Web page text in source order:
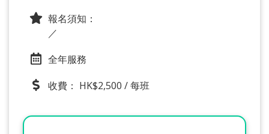
報名須知：
／
全年服務
收費： HK$2,500 / 每班